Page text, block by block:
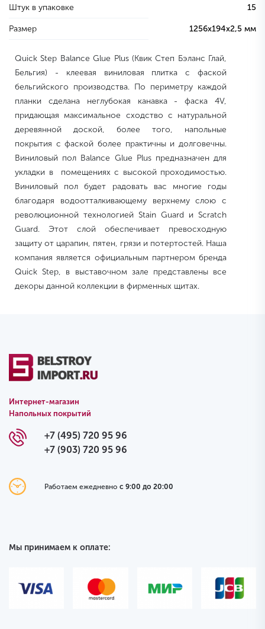
Штук в упаковке 15
Размер 1256х194х2,5 мм
Quick Step Balance Glue Plus (Квик Степ Бэланс Глай,
Бельгия) - клеевая виниловая плитка с фаской
бельгийского производства. По периметру каждой
планки сделана неглубокая канавка - фаска 4V,
придающая максимальное сходство с натуральной
деревянной доской, более того, напольные
покрытия с фаской более практичны и долговечны.
Виниловый пол Balance Glue Plus предназначен для
укладки в помещениях с высокой проходимостью.
Виниловый пол будет радовать вас многие годы
благодаря водоотталкивающему верхнему слою с
революционной технологией Stain Guard и Scratch
Guard. Этот слой обеспечивает превосходную
защиту от царапин, пятен, грязи и потертостей. Наша
компания является официальным партнером бренда
Quick Step, в выставочном зале представлены все
декоры данной коллекции в фирменных щитах.
Интернет-магазин
Напольных покрытий
+7 (495) 720 95 96
+7 (903) 720 95 96
Работаем ежедневно с 9:00 до 20:00
Мы принимаем к оплате: